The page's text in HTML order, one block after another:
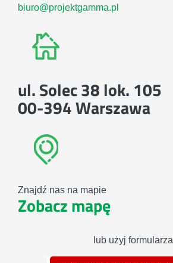
biuro@projektgamma.pl
ul. Solec 38 lok. 105
00-394 Warszawa
Znajdź nas na mapie
Zobacz mapę
lub użyj formularza